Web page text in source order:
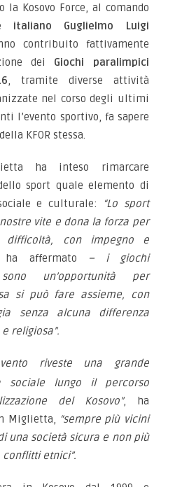
la Kosovo Force, al comando
italiano Guglielmo Luigi
contribuito fattivamente
dei Giochi paralimpici
, tramite diverse attività
nel corso degli ultimi
l’evento sportivo, fa sapere
KFOR stessa.
ha inteso rimarcare
sport quale elemento di
e culturale: “Lo sport
vite e dona la forza per
difficoltà, con impegno e
ha affermato – i giochi
un’opportunità per
si può fare assieme, con
senza alcuna differenza
religiosa”.
riveste una grande
sociale lungo il percorso
del Kosovo”, ha
Miglietta, “sempre più vicini
una società sicura e non più
etnici”.